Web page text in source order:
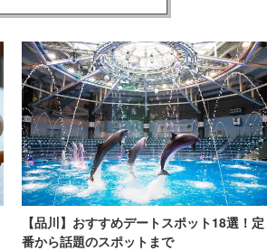
【品川】おすすめデートスポット18選！定
番から話題のスポットまで